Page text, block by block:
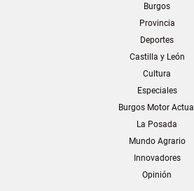
Burgos
Provincia
Deportes
Castilla y León
Cultura
Especiales
Burgos Motor Actual
La Posada
Mundo Agrario
Innovadores
Opinión